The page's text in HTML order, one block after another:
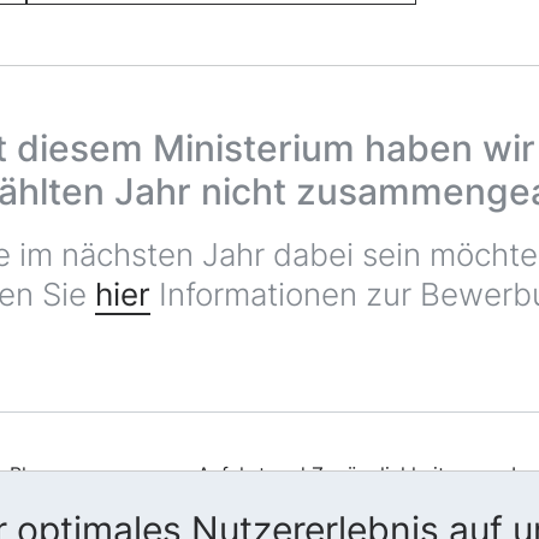
Nutzererlebnis auf
diesem Ministerium haben
Jahr nicht
im nächsten Jahr dabei sein
Sie hier Informationen zur
Blog
Anfahrt und Zugänglichkeit
Leichte Sprache